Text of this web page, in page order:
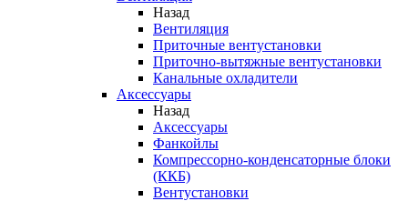
Назад
Вентиляция
Приточные вентустановки
Приточно-вытяжные вентустановки
Канальные охладители
Аксессуары
Назад
Аксессуары
Фанкойлы
Компрессорно-конденсаторные блоки
(ККБ)
Вентустановки